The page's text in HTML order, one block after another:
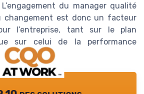
du manager qualité
changement est donc un facteur
l’entreprise, tant sur le plan
sur celui de la performance